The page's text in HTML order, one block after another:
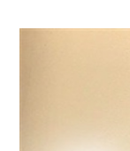
嬢のミスコンに受